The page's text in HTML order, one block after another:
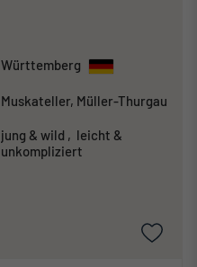
Württemberg
Muskateller, Müller-Thurgau
jung & wild , leicht &
unkompliziert